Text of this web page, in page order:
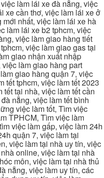
làm lái xe đà nẵng, việc
xe cần thơ, việc làm lái xe ở
nhất, việc làm lái xe hà
làm lái xe b2 tphcm, việc
việc làm giao hàng tiết
việc làm giao gas tại
giao nhận xuất nhập
làm giao hàng part
giao hàng quận 7, việc
tết tphcm, việc làm tết 2023
tại nhà, việc làm tết cần
nẵng, việc làm tết bình
việc làm tốt, Tìm việc
TPHCM, Tìm việc làm
việc làm gấp, việc làm 24h
quận 7, việc làm tại
việc làm tại nhà uy tín, việc
online, việc làm tại nhà
môn, việc làm tại nhà thủ
nẵng, việc làm uy tín, các